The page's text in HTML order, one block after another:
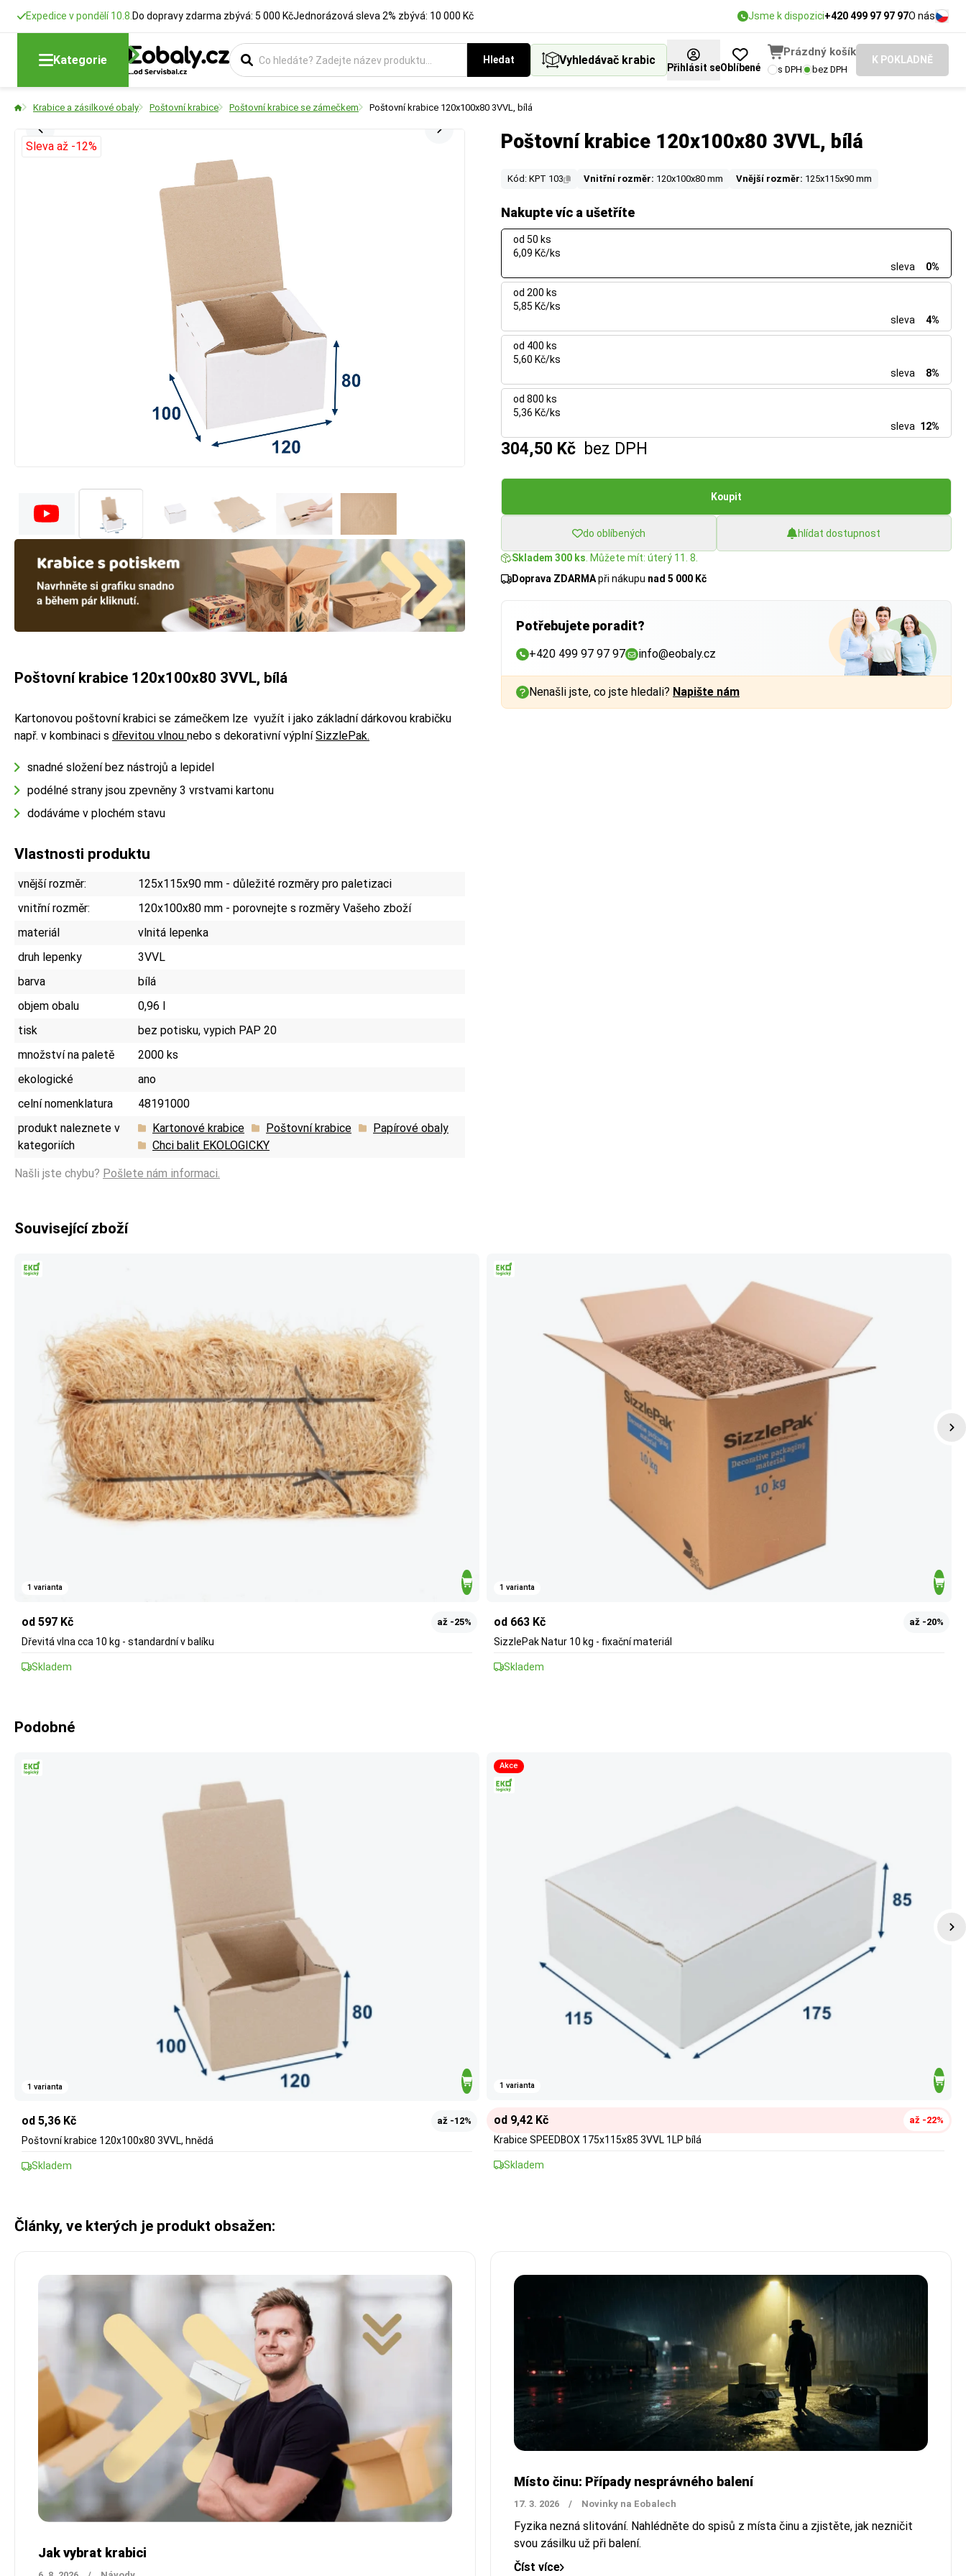
Expedice v pondělí 10.8. Do dopravy zdarma zbývá: 5 000 KčJednorázová sleva 2% zbývá: 10 000 Kč Jsme k dispozici+420 499 97 97 97O nás
Kategorie Hledat Vyhledávač krabic
Přihlásit seOblíbené
Prázdný košík
s DPH bez DPH
K POKLADNĚ
Krabice a zásilkové obaly Poštovní krabice Poštovní krabice se zámečkem Poštovní krabice 120x100x80 3VVL, bílá
Poštovní krabice 120x100x80 3VVL, bílá
Kód: KPT 103 Vnitřní rozměr: 120x100x80 mm Vnější rozměr: 125x115x90 mm
Nakupte víc a ušetříte
od 50 ks
6,09 Kč/ks
sleva
0%
od 200 ks
5,85 Kč/ks
sleva
4%
od 400 ks
5,60 Kč/ks
sleva
8%
od 800 ks
5,36 Kč/ks
sleva 12%
304,50 Kč bez DPH
Koupit
do oblíbených hlídat dostupnost
Skladem 300 ks . Můžete mít: úterý 11. 8.
Doprava ZDARMApři nákupu nad 5 000 Kč
Potřebujete poradit?
+420 499 97 97 97 info@eobaly.cz
Nenašli jste, co jste hledali? Napište nám
Sleva až -12%
Poštovní krabice 120x100x80 3VVL, bílá
Kartonovou poštovní krabici se zámečkem lze využít i jako základní dárkovou krabičku
např. v kombinaci s dřevitou vlnou nebo s dekorativní výplníSizzlePak.
snadné složení bez nástrojů a lepidel
podélné strany jsou zpevněny 3 vrstvami kartonu
dodáváme v plochém stavu
Vlastnosti produktu
vnější rozměr:
125x115x90 mm - důležité rozměry pro paletizaci
vnitřní rozměr:
120x100x80 mm - porovnejte s rozměry Vašeho zboží
materiál
vlnitá lepenka
druh lepenky
3VVL
barva
bílá
objem obalu
0,96 l
tisk
bez potisku, vypich PAP 20
množství na paletě
2000 ks
ekologické
ano
celní nomenklatura
48191000
produkt naleznete v
kategoriích
Kartonové krabice Poštovní krabice
Papírové obaly
Chci balit EKOLOGICKY
Našli jste chybu? Pošlete nám informaci.
Související zboží
1 varianta
od 597 Kč až -25%
Dřevitá vlna cca 10 kg - standardní v balíku
Skladem
1 varianta
od 663 Kč až -20%
SizzlePak Natur 10 kg - fixační materiál
Skladem
Podobné
1 varianta
od 5,36 Kč až -12%
Poštovní krabice 120x100x80 3VVL, hnědá
Skladem
Akce
1 varianta
od 9,42 Kč až -22%
Krabice SPEEDBOX 175x115x85 3VVL 1LP bílá
Skladem
Články, ve kterých je produkt obsažen:
Jak vybrat krabici
Místo činu: Případy nesprávného balení
17. 3. 2026 / Novinky na Eobalech
Fyzika nezná slitování. Nahlédněte do spisů z místa činu a zjistěte, jak nezničit
svou zásilku už při balení.
Číst více